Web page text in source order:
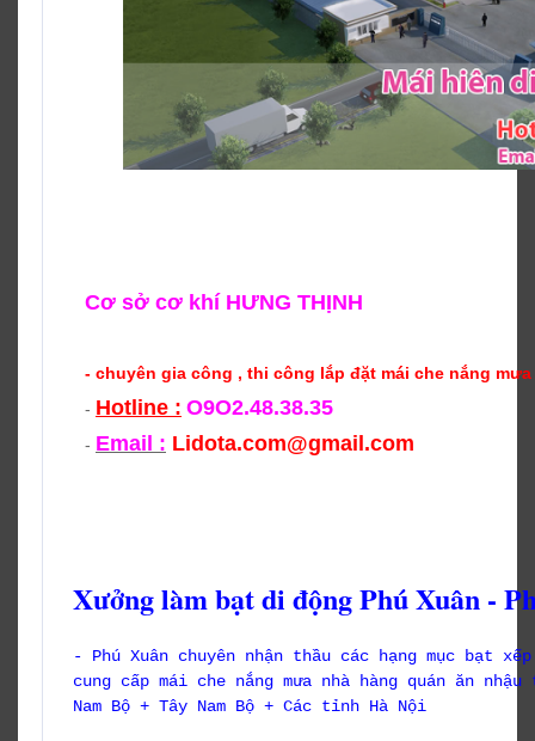
Cơ sở cơ khí HƯNG THỊNH
- chuyên gia công , thi công lắp đặt mái che nắng
- Hotline : O9O2.48.38.35
- Email : Lidota.com@gmail.com
Xưởng làm bạt di động Phú Xuân -
- Phú Xuân chuyên nhận thầu các hạng mục bạt
cung cấp mái che nắng mưa nhà hàng quán ăn
Nam Bộ + Tây Nam Bộ + Các tỉnh Hà Nội